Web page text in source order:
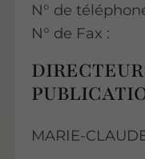
N° de
N° de Fax :
MARIE-